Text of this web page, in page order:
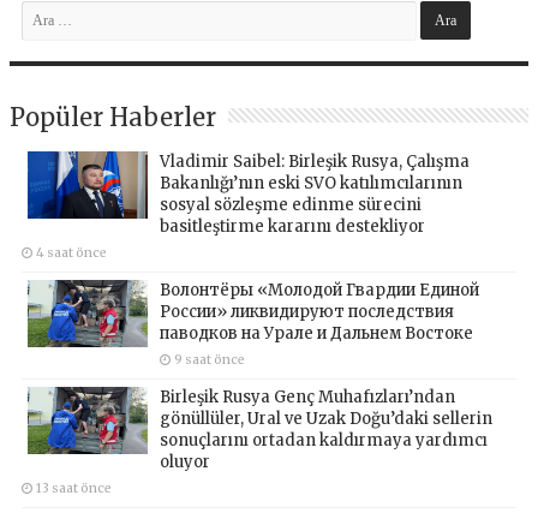
Popüler Haberler
Vladimir Saibel: Birleşik Rusya, Çalışma
Bakanlığı’nın eski SVO katılımcılarının
sosyal sözleşme edinme sürecini
basitleştirme kararını destekliyor
4 saat önce
Волонтёры «Молодой Гвардии Единой
России» ликвидируют последствия
паводков на Урале и Дальнем Востоке
9 saat önce
Birleşik Rusya Genç Muhafızları’ndan
gönüllüler, Ural ve Uzak Doğu’daki sellerin
sonuçlarını ortadan kaldırmaya yardımcı
oluyor
13 saat önce